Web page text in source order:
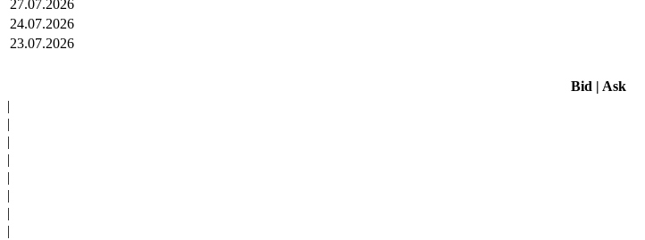
27.07.2026
24.07.2026
23.07.2026
Bid | Ask
|
|
|
|
|
|
|
|